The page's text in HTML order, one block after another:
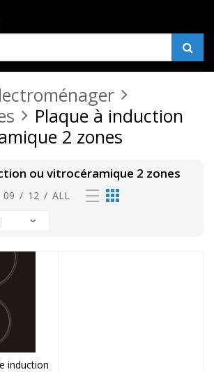
Plaque à induction
2 zones
ou vitrocéramique 2 zones
09 / 12 / ALL
induction